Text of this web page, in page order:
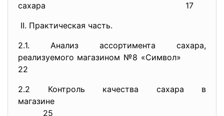
сахара
17
ΙΙ. Практическая часть.
2.1. Анализ ассортимента сахара,
реализуемого магазином №8 «Символ»
22
2.2 Контроль качества сахара в
магазине
25